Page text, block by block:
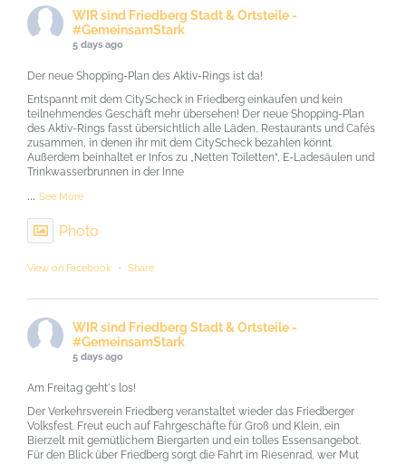
WIR sind Friedberg Stadt & Ortsteile -
#GemeinsamStark
5 days ago
Der neue Shopping-Plan des Aktiv-Rings ist da!
Entspannt mit dem CityScheck in Friedberg einkaufen und kein
teilnehmendes Geschäft mehr übersehen! Der neue Shopping-Plan
des Aktiv-Rings fasst übersichtlich alle Läden, Restaurants und Cafés
zusammen, in denen ihr mit dem CityScheck bezahlen könnt.
Außerdem beinhaltet er Infos zu „Netten Toiletten“, E-Ladesäulen und
Trinkwasserbrunnen in der Inne
... See More
Photo
View on Facebook · Share
WIR sind Friedberg Stadt & Ortsteile -
#GemeinsamStark
5 days ago
Am Freitag geht´s los!
Der Verkehrsverein Friedberg veranstaltet wieder das Friedberger
Volksfest. Freut euch auf Fahrgeschäfte für Groß und Klein, ein
Bierzelt mit gemütlichem Biergarten und ein tolles Essensangebot.
Für den Blick über Friedberg sorgt die Fahrt im Riesenrad, wer Mut